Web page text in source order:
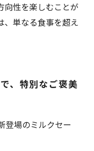
向性を楽しむことが
、単なる食事を超え
、特別なご褒美
登場のミルクセー